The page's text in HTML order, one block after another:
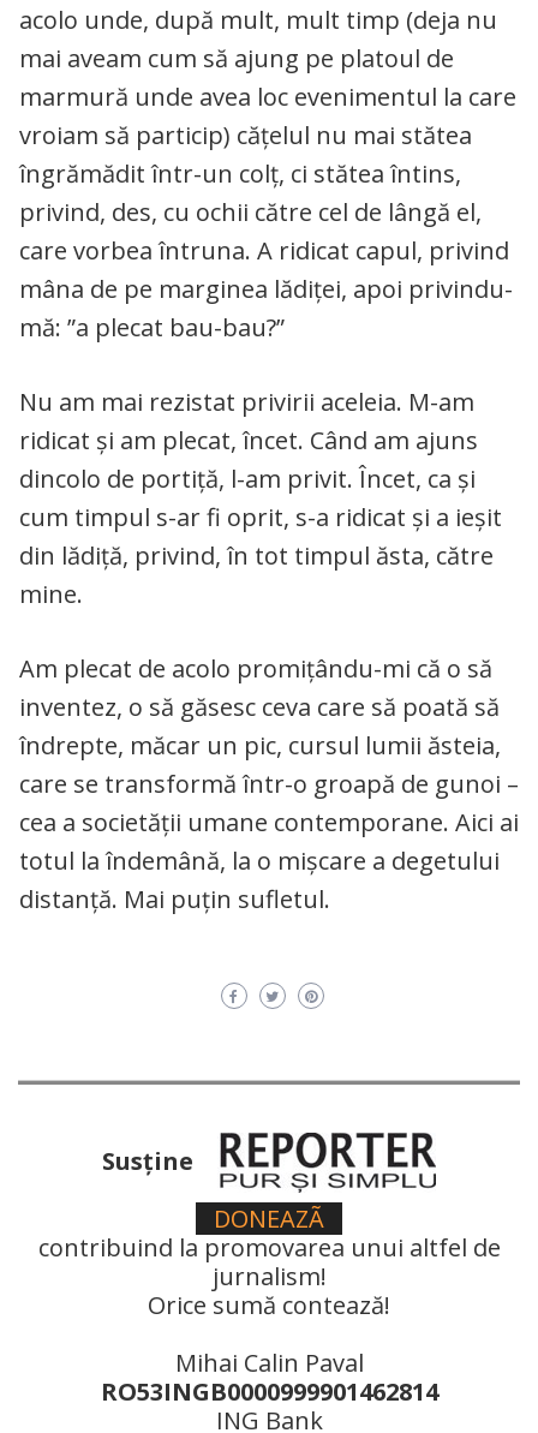
acolo unde, după mult, mult timp (deja nu
mai aveam cum să ajung pe platoul de
marmură unde avea loc evenimentul la care
vroiam să particip) cățelul nu mai stătea
îngrămădit într-un colț, ci stătea întins,
privind, des, cu ochii către cel de lângă el,
care vorbea întruna. A ridicat capul, privind
mâna de pe marginea lădiței, apoi privindu-
mă: ”a plecat bau-bau?”
Nu am mai rezistat privirii aceleia. M-am
ridicat și am plecat, încet. Când am ajuns
dincolo de portiță, l-am privit. Încet, ca și
cum timpul s-ar fi oprit, s-a ridicat și a ieșit
din lădiță, privind, în tot timpul ăsta, către
mine.
Am plecat de acolo promițându-mi că o să
inventez, o să găsesc ceva care să poată să
îndrepte, măcar un pic, cursul lumii ăsteia,
care se transformă într-o groapă de gunoi –
cea a societății umane contemporane. Aici ai
totul la îndemână, la o mișcare a degetului
distanță. Mai puțin sufletul.
Susţine
DONEAZÃ
contribuind la promovarea unui altfel de
jurnalism!
Orice sumă contează!
Mihai Calin Paval
RO53INGB0000999901462814
ING Bank